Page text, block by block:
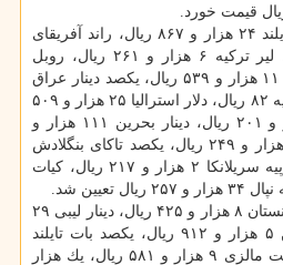
از سوی دیگر، نرخ دلار نیوزیلند ۲۴ هزار و ۸۶۷ ریال، راند آفریقای
جنوبی ۲ هزار و ۳۰۲ ریال، لیر تركیه ۶ هزار و ۲۶۱ ریال، روبل
روسیه ۵۳۳ ریال، ریال قطر ۱۱ هزار و ۵۳۹ ریال، یكصد دینار عراق
۳ هزار و ۵۴۰ ریال، لیر سوریه ۸۲ ریال، دلار استرالیا ۲۵ هزار و ۵۰۹
ریال، ریال سعودی ۱۱ هزار و ۲۰۱ ریال، دینار بحرین ۱۱۱ هزار و
۷۰۵ ریال، دلار سنگاپور ۲۹ هزار و ۲۴۹ ریال، یكصد تاكای بنگلادش
۴۹ هزار و ۳۷۲ ریال، ده روپیه سریلانكا ۲ هزار و ۲۱۷ ریال، كیات
همچنین، نرخ یكصد درام ارمنستان ۸ هزار و ۴۲۵ ریال، دینار لیبی ۲۹
هزار و ۶۵۱ ریال، یوان چین ۵ هزار و ۹۱۲ ریال، یكصد بات تایلند
۱۲۶ هزار و ۹۰۷ ریال، رینگیت مالزی ۹ هزار و ۵۸۱ ریال، یك هزار